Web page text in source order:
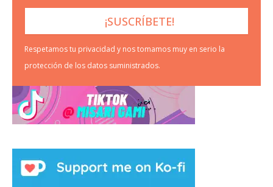
Respetamos tu privacidad y nos tomamos muy en serio la
protección de los datos suministrados.